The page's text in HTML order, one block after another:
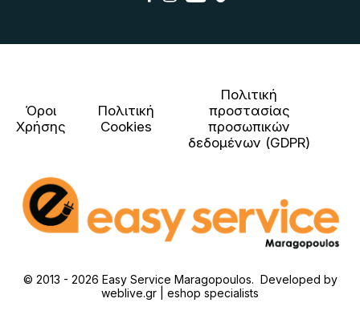
Όροι
Χρήσης
Πολιτική
Cookies
Πολιτική
προστασίας
προσωπικών
δεδομένων (GDPR)
© 2013 - 2026 Easy Service Maragopoulos. Developed by
weblive.gr | eshop specialists